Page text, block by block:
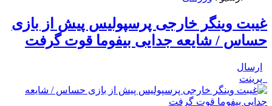
غیبت وینگر خارجی پرسپولیس پیش از بازی
حساس / شایعه جدایی بیفوما قوت گرفت
ارسال
پرینت